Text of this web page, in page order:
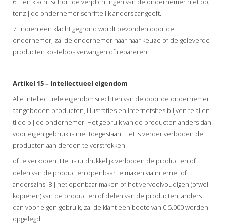
tenzij de ondernemer schriftelijk anders aangeeft.
7. Indien een klacht gegrond wordt bevonden door de
ondernemer, zal de ondernemer naar haar keuze of de geleverde
producten kosteloos vervangen of repareren.
Artikel 15 – Intellectueel eigendom
Alle intellectuele eigendomsrechten van de door de ondernemer
aangeboden producten, illustraties en internetsites blijven te allen
tijde bij de ondernemer. Het gebruik van de producten anders dan
voor eigen gebruik is niet toegestaan. Het is verder verboden de
producten aan derden te verstrekken
of te verkopen. Het is uitdrukkelijk verboden de producten of
delen van de producten openbaar te maken via internet of
anderszins. Bij het openbaar maken of het verveelvoudigen (ofwel
kopiëren) van de producten of delen van de producten, anders
dan voor eigen gebruik, zal de klant een boete van € 5.000 worden
opgelegd.